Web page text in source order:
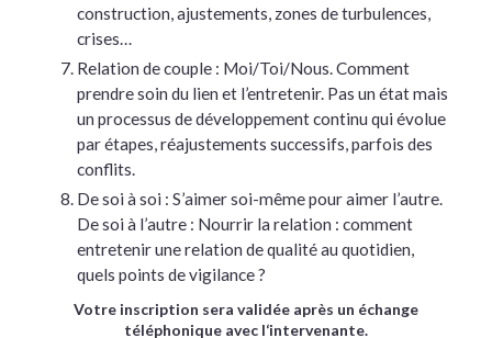
construction, ajustements, zones de turbulences,
crises…
Relation de couple : Moi/Toi/Nous. Comment
prendre soin du lien et l’entretenir. Pas un état mais
un processus de développement continu qui évolue
par étapes, réajustements successifs, parfois des
conflits.
De soi à soi : S’aimer soi-même pour aimer l’autre.
De soi à l’autre : Nourrir la relation : comment
entretenir une relation de qualité au quotidien,
quels points de vigilance ?
Votre inscription sera validée après un échange
téléphonique avec l‘intervenante.